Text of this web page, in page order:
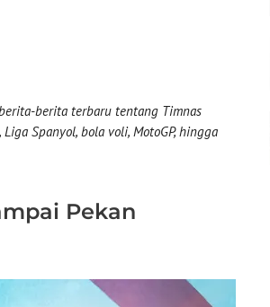
berita terbaru tentang Timnas
Spanyol, bola voli, MotoGP, hingga
Pekan